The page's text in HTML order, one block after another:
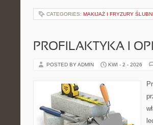
CATEGORIES: MAKIJAŻ I FRYZURY
PROFILAKTYKA I
POSTED BY ADMIN KWI - 2 - 2026